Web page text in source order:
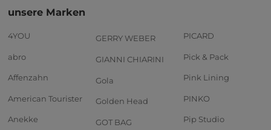
unsere Marken
4YOU
abro
Affenzahn
American Tourister
Anekke
GERRY WEBER
GIANNI CHIARINI
Gola
Golden Head
GOT BAG
PICARD
Pick & Pack
Pink Lining
PINKO
Pip Studio